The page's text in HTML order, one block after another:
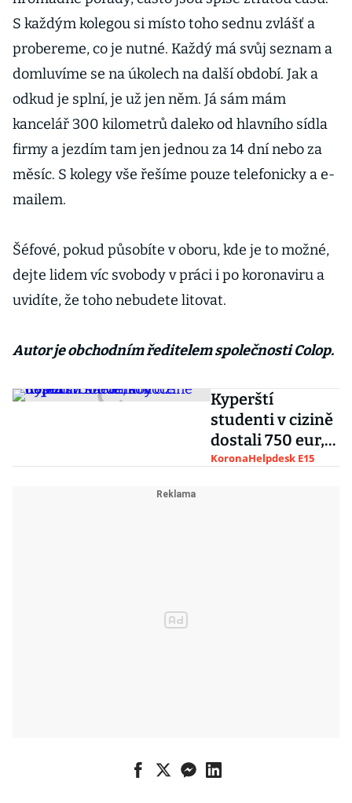
S každým kolegou si místo toho sednu zvlášť a
probereme, co je nutné. Každý má svůj seznam a
domluvíme se na úkolech na další období. Jak a
odkud je splní, je už jen něm. Já sám mám
kancelář 300 kilometrů daleko od hlavního sídla
firmy a jezdím tam jen jednou za 14 dní nebo za
měsíc. S kolegy vše řešíme pouze telefonicky a e-
mailem.
Šéfové, pokud působíte v oboru, kde je to možné,
dejte lidem víc svobody v práci i po koronaviru a
uvidíte, že toho nebudete litovat.
Autor je obchodním ředitelem společnosti Colop.
Kyperští
studenti v cizině
dostali 750 eur,
aby nejezdili na
KoronaHelpdesk E15